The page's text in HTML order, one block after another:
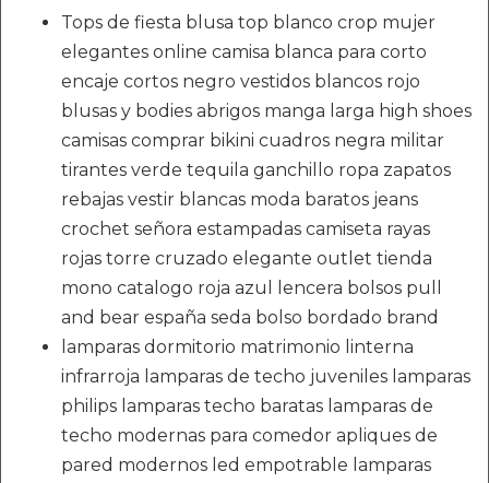
Tops de fiesta blusa top blanco crop mujer
elegantes online camisa blanca para corto
encaje cortos negro vestidos blancos rojo
blusas y bodies abrigos manga larga high shoes
camisas comprar bikini cuadros negra militar
tirantes verde tequila ganchillo ropa zapatos
rebajas vestir blancas moda baratos jeans
crochet señora estampadas camiseta rayas
rojas torre cruzado elegante outlet tienda
mono catalogo roja azul lencera bolsos pull
and bear españa seda bolso bordado brand
lamparas dormitorio matrimonio linterna
infrarroja lamparas de techo juveniles lamparas
philips lamparas techo baratas lamparas de
techo modernas para comedor apliques de
pared modernos led empotrable lamparas